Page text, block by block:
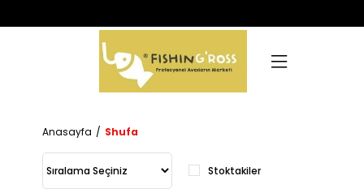
Anasayfa Shufa
Stoktakiler